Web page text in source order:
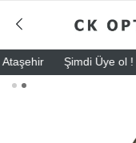
Şimdi Üye ol !